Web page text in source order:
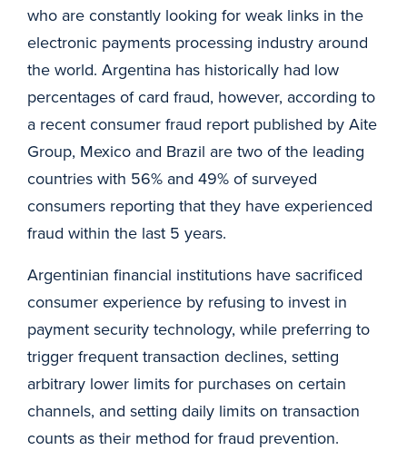
who are constantly looking for weak links in the
electronic payments processing industry around
the world. Argentina has historically had low
percentages of card fraud, however, according to
a recent consumer fraud report published by Aite
Group, Mexico and Brazil are two of the leading
countries with 56% and 49% of surveyed
consumers reporting that they have experienced
fraud within the last 5 years.
Argentinian financial institutions have sacrificed
consumer experience by refusing to invest in
payment security technology, while preferring to
trigger frequent transaction declines, setting
arbitrary lower limits for purchases on certain
channels, and setting daily limits on transaction
counts as their method for fraud prevention.